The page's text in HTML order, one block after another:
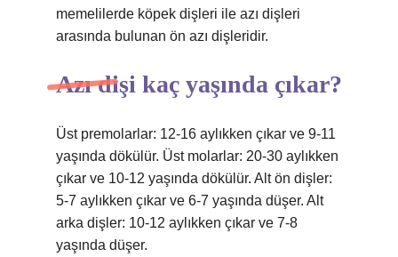
memelilerde köpek dişleri ile azı dişleri
arasında bulunan ön azı dişleridir.
Azı dişi kaç yaşında çıkar?
Üst premolarlar: 12-16 aylıkken çıkar ve 9-11
yaşında dökülür. Üst molarlar: 20-30 aylıkken
çıkar ve 10-12 yaşında dökülür. Alt ön dişler:
5-7 aylıkken çıkar ve 6-7 yaşında düşer. Alt
arka dişler: 10-12 aylıkken çıkar ve 7-8
yaşında düşer.